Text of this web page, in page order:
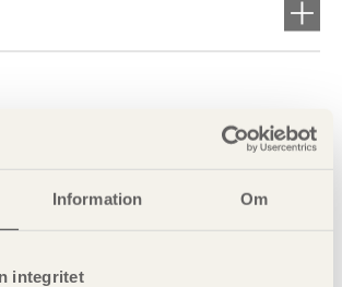
Information Om
integritet